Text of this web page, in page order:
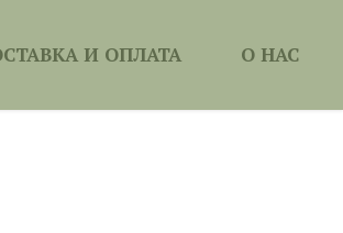
И ОПЛАТА О НАС